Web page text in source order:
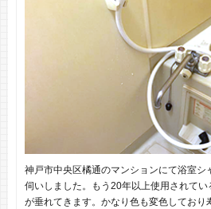
神戸市中央区橘通のマンションにて浴室シ
伺いしました。もう20年以上使用されて
が垂れてきます。かなり色も変色しており